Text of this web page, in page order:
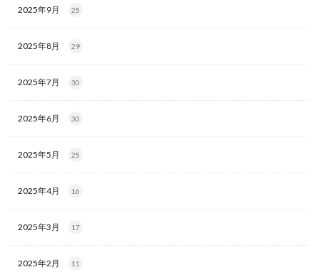
2025年9月 25
2025年8月 29
2025年7月 30
2025年6月 30
2025年5月 25
2025年4月 16
2025年3月 17
2025年2月 11